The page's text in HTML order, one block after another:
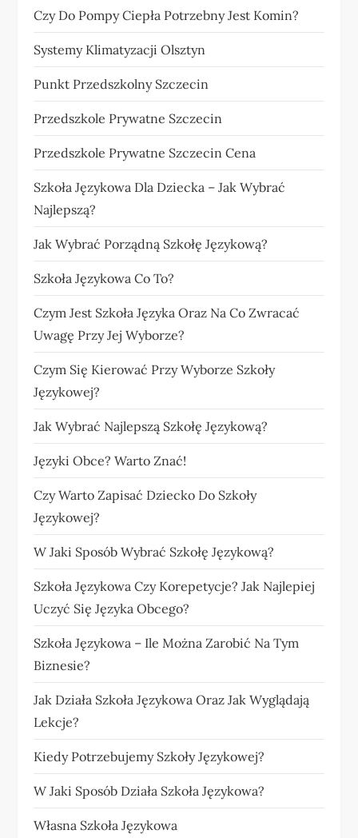
Czy Do Pompy Ciepła Potrzebny Jest Komin?
Systemy Klimatyzacji Olsztyn
Punkt Przedszkolny Szczecin
Przedszkole Prywatne Szczecin
Przedszkole Prywatne Szczecin Cena
Szkoła Językowa Dla Dziecka – Jak Wybrać
Najlepszą?
Jak Wybrać Porządną Szkołę Językową?
Szkoła Językowa Co To?
Czym Jest Szkoła Języka Oraz Na Co Zwracać
Uwagę Przy Jej Wyborze?
Czym Się Kierować Przy Wyborze Szkoły
Językowej?
Jak Wybrać Najlepszą Szkołę Językową?
Języki Obce? Warto Znać!
Czy Warto Zapisać Dziecko Do Szkoły
Językowej?
W Jaki Sposób Wybrać Szkołę Językową?
Szkoła Językowa Czy Korepetycje? Jak Najlepiej
Uczyć Się Języka Obcego?
Szkoła Językowa – Ile Można Zarobić Na Tym
Biznesie?
Jak Działa Szkoła Językowa Oraz Jak Wyglądają
Lekcje?
Kiedy Potrzebujemy Szkoły Językowej?
W Jaki Sposób Działa Szkoła Językowa?
Własna Szkoła Językowa